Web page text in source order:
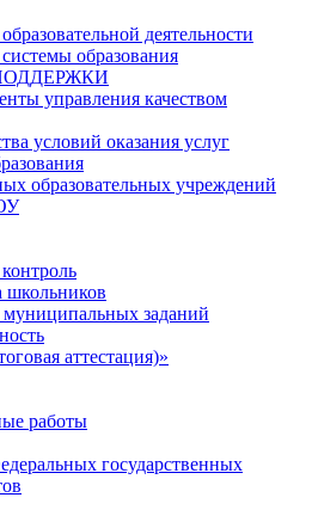
деятельности
образования
управления качеством
условий оказания услуг
образовательных учреждений
школьников
заданий
аттестация)»
работы
государственных